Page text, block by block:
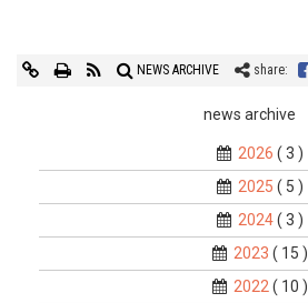
NEWS ARCHIVE share:
news archive
2026 ( 3 )
2025 ( 5 )
2024( 3 )
2023 ( 15 )
2022 ( 10 )